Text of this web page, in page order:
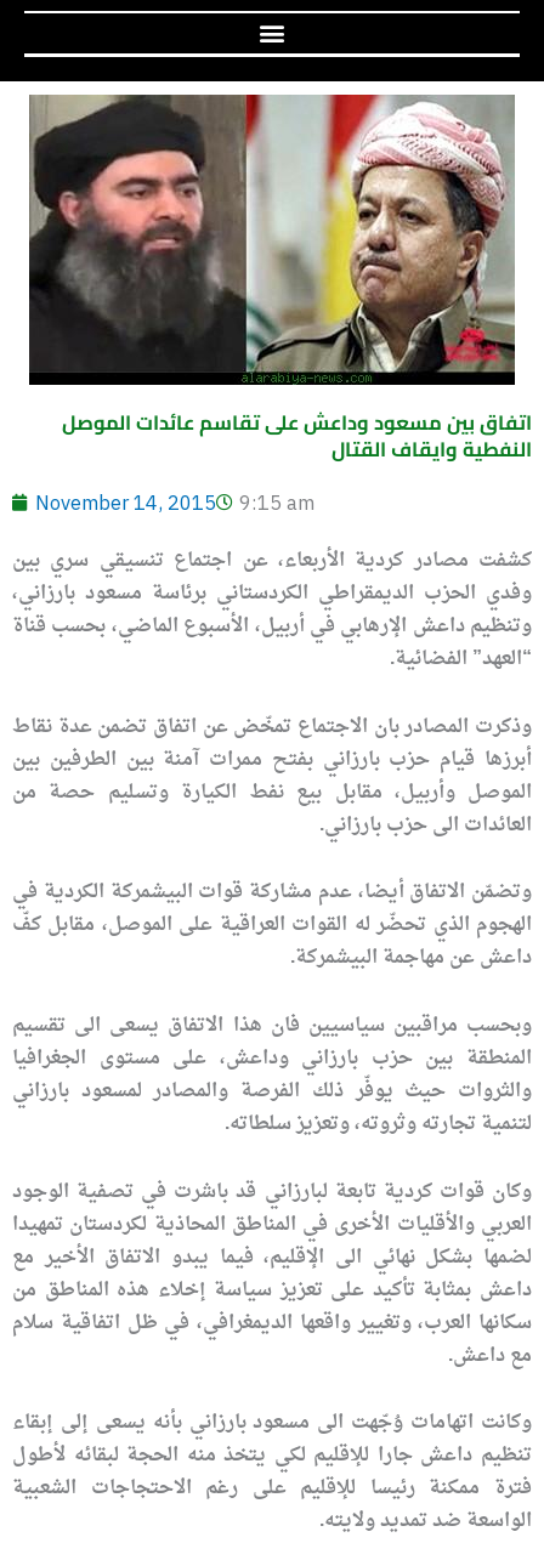
اتفاق بين مسعود وداعش على تقاسم عائدات الموصل
النفطية وايقاف القتال
November 14, 2015 9:15 am
كشفت مصادر كردية ‏الأربعاء‏، عن اجتماع تنسيقي سري بين
وفدي الحزب الديمقراطي الكردستاني برئاسة مسعود بارزاني،
وتنظيم داعش الإرهابي في أربيل، الأسبوع الماضي، بحسب قناة
“العهد” الفضائية.
وذكرت المصادر بان الاجتماع تمخّض عن اتفاق تضمن عدة نقاط
أبرزها قيام حزب بارزاني بفتح ممرات آمنة بين الطرفين بين
الموصل وأربيل، مقابل بيع نفط الكيارة وتسليم حصة من
العائدات الى حزب بارزاني.
وتضمّن الاتفاق أيضا، عدم مشاركة قوات البيشمركة الكردية في
الهجوم الذي تحضّر له القوات العراقية على الموصل، مقابل كفّ
داعش عن مهاجمة البيشمركة.
وبحسب مراقبين سياسيين فان هذا الاتفاق يسعى الى تقسيم
المنطقة بين حزب بارزاني وداعش، على مستوى الجغرافيا
والثروات حيث يوفّر ذلك الفرصة والمصادر لمسعود بارزاني
لتنمية تجارته وثروته، وتعزيز سلطاته.
وكان قوات كردية تابعة لبارزاني قد باشرت في تصفية الوجود
العربي والأقليات الأخرى في المناطق المحاذية لكردستان تمهيدا
لضمها بشكل نهائي الى الإقليم، فيما يبدو الاتفاق الأخير مع
داعش بمثابة تأكيد على تعزيز سياسة إخلاء هذه المناطق من
سكانها العرب، وتغيير واقعها الديمغرافي، في ظل اتفاقية سلام
مع داعش.
وكانت اتهامات وُجّهت الى مسعود بارزاني بأنه يسعى إلى إبقاء
تنظيم داعش جارا للإقليم لكي يتخذ منه الحجة لبقائه لأطول
فترة ممكنة رئيسا للإقليم على رغم الاحتجاجات الشعبية
الواسعة ضد تمديد ولايته.